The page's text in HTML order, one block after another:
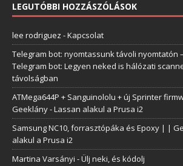
LEGUTÓBBI HOZZÁSZÓLÁSOK
lee rodriguez -Kapcsolat
Telegram bot: nyomtassunk távoli nyomtatón
Telegram bot: Legyen neked is hálózati
távolságban
ATMega644P + Sanguinololu + új Sprinter
Geeklány-Lassan alakul a Prusa i2
Samsung NC10, forrasztópáka és Epoxy | |
alakul a Prusa i2
Martina Varsányi -Ülj neki, és kódolj